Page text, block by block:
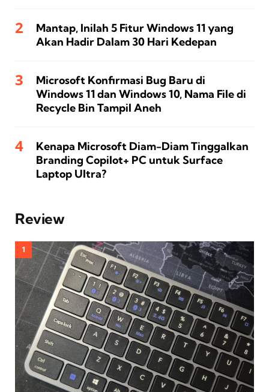
Mantap, Inilah 5 Fitur Windows 11 yang
Akan Hadir Dalam 30 Hari Kedepan
Microsoft Konfirmasi Bug Baru di
Windows 11 dan Windows 10, Nama File di
Recycle Bin Tampil Aneh
Kenapa Microsoft Diam-Diam Tinggalkan
Branding Copilot+ PC untuk Surface
Laptop Ultra?
Review